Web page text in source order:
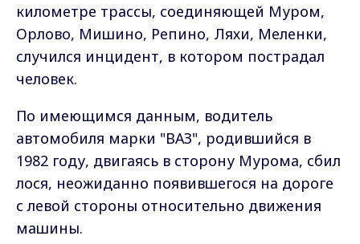
километре трассы, соединяющей Муром,
Орлово, Мишино, Репино, Ляхи, Меленки,
случился инцидент, в котором пострадал
человек.
По имеющимся данным, водитель
автомобиля марки "ВАЗ", родившийся в
1982 году, двигаясь в сторону Мурома, сбил
лося, неожиданно появившегося на дороге
с левой стороны относительно движения
машины.